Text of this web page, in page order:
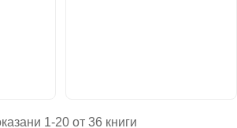
1-20 от 36 книги